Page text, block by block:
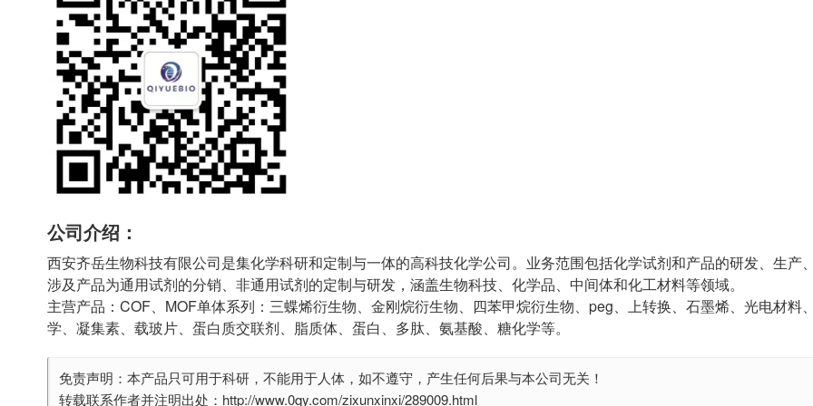
公司介绍：
西安齐岳生物科技有限公司是集化学科研和定制与一体的高科技化学公司。业务范围包括化学试剂和产品的研发、生产、
涉及产品为通用试剂的分销、非通用试剂的定制与研发，涵盖生物科技、化学品、中间体和化工材料等领域。
主营产品：COF、MOF单体系列：三蝶烯衍生物、金刚烷衍生物、四苯甲烷衍生物、peg、上转换、石墨烯、光电材料
学、凝集素、载玻片、蛋白质交联剂、脂质体、蛋白、多肽、氨基酸、糖化学等。
免责声明：本产品只可用于科研，不能用于人体，如不遵守，产生任何后果与本公司无关！
转载联系作者并注明出处：http://www.0qy.com/zixunxinxi/289009.html